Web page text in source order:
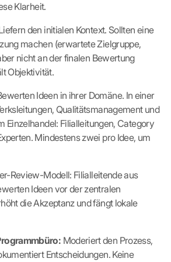
Klarheit.
den initialen Kontext. Sollten eine
machen (erwartete Zielgruppe,
nicht an der finalen Bewertung
Objektivität.
Ideen in ihrer Domäne. In einer
Qualitätsmanagement und
Einzelhandel: Filialleitungen, Category
Mindestens zwei pro Idee, um
Review-Modell: Filialleitende aus
Ideen vor der zentralen
die Akzeptanz und fängt lokale
Moderiert den Prozess,
Entscheidungen. Keine